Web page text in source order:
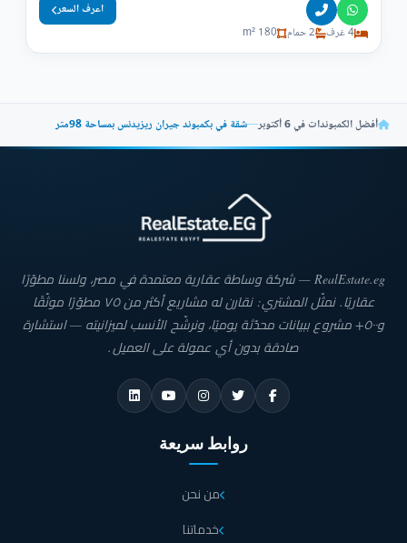
4 غرف 2 حمام 180 m²
اعرف السعر
أفضل الكمبوندات في 6 أكتوبر —شقة في بكمبوند جيران ريزيدنس بمساحة 98متر
RealEstate.eg — شركة وساطة عقارية معتمدة في مصر، ولسنا مطوّرًا
عقاريًا. نمثّل المشتري: نقارن له مشاريع أكثر من ٧٥ مطوّرًا موثّقًا
و٥٠٠+ مشروع ببيانات محدّثة يوميًا، ونرشّح الأنسب لميزانيته — استشارة
صادقة بدون أي عمولة على العميل.
روابط سريعة
من نحن
خدماتنا